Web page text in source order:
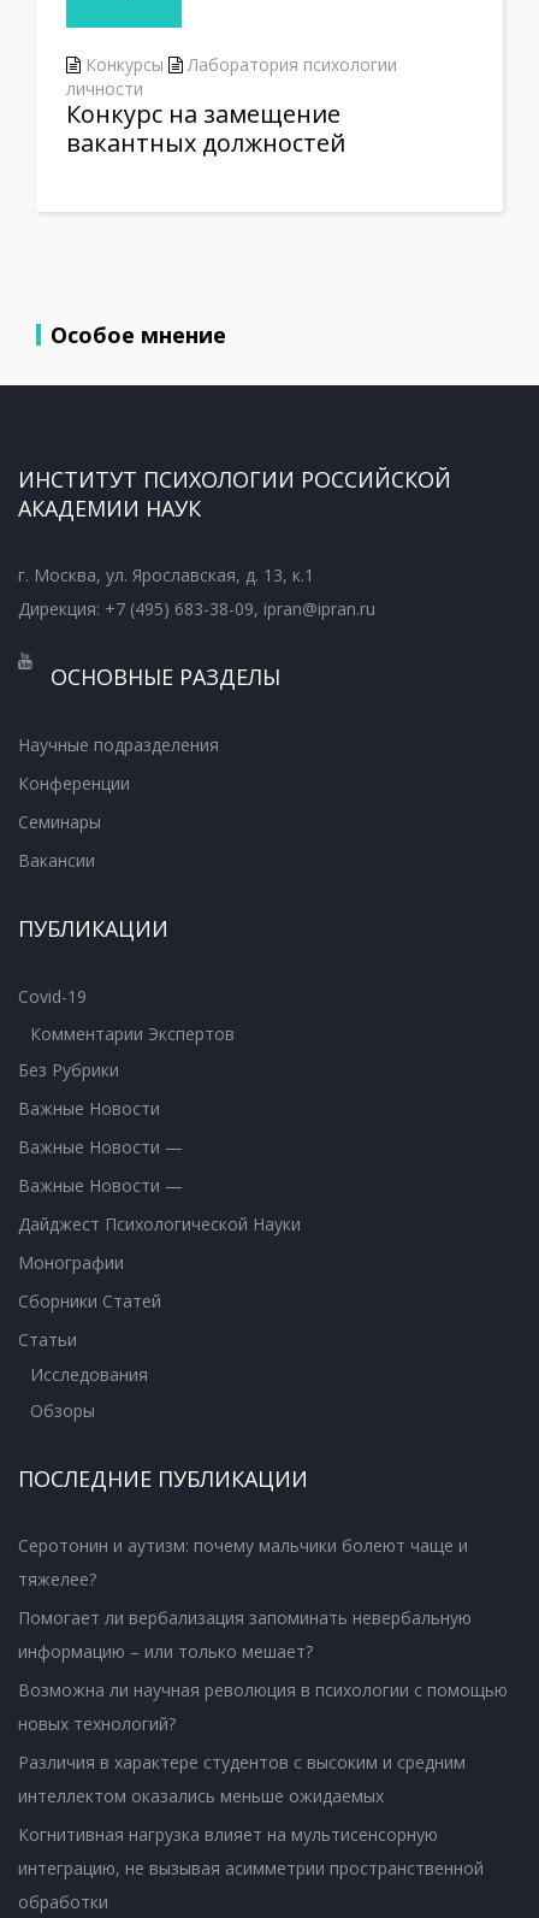
Конкурсы
Лаборатория психологии
личности
Конкурс на замещение
вакантных должностей
Особое мнение
ИНСТИТУТ ПСИХОЛОГИИ РОССИЙСКОЙ
АКАДЕМИИ НАУК
г. Москва, ул. Ярославская, д. 13, к.1
Дирекция: +7 (495) 683-38-09, ipran@ipran.ru
ОСНОВНЫЕ РАЗДЕЛЫ
Научные подразделения
Конференции
Семинары
Вакансии
ПУБЛИКАЦИИ
Covid-19
Комментарии Экспертов
Без Рубрики
Важные Новости
Важные Новости —
Важные Новости —
Дайджест Психологической Науки
Монографии
Сборники Статей
Статьи
Исследования
Обзоры
ПОСЛЕДНИЕ ПУБЛИКАЦИИ
Серотонин и аутизм: почему мальчики болеют чаще и
тяжелее?
Помогает ли вербализация запоминать невербальную
информацию – или только мешает?
Возможна ли научная революция в психологии с помощью
новых технологий?
Различия в характере студентов с высоким и средним
интеллектом оказались меньше ожидаемых
Когнитивная нагрузка влияет на мультисенсорную
интеграцию, не вызывая асимметрии пространственной
обработки